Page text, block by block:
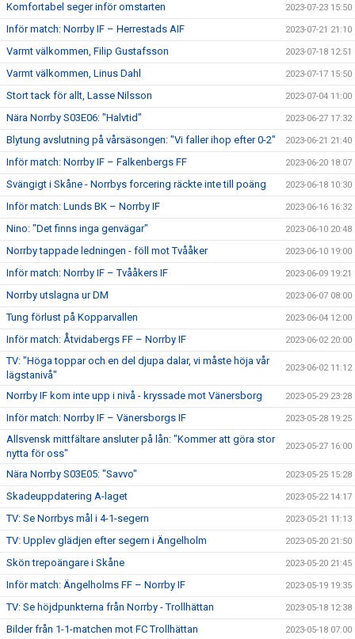
Komfortabel seger inför omstarten 2023-07-23 15:50
Inför match: Norrby IF – Herrestads AIF 2023-07-21 21:10
Varmt välkommen, Filip Gustafsson 2023-07-18 12:51
Varmt välkommen, Linus Dahl 2023-07-17 15:50
Stort tack för allt, Lasse Nilsson 2023-07-04 11:00
Nära Norrby S03E06: "Halvtid" 2023-06-27 17:32
Blytung avslutning på vårsäsongen: "Vi faller ihop efter 0-2" 2023-06-21 21:40
Inför match: Norrby IF – Falkenbergs FF 2023-06-20 18:07
Svängigt i Skåne - Norrbys forcering räckte inte till poäng 2023-06-18 10:30
Inför match: Lunds BK – Norrby IF 2023-06-16 16:32
Nino: "Det finns inga genvägar" 2023-06-10 20:48
Norrby tappade ledningen - föll mot Tvååker 2023-06-10 19:00
Inför match: Norrby IF – Tvååkers IF 2023-06-09 19:21
Norrby utslagna ur DM 2023-06-07 08:00
Tung förlust på Kopparvallen 2023-06-04 12:00
Inför match: Åtvidabergs FF – Norrby IF 2023-06-02 20:00
TV: "Höga toppar och en del djupa dalar, vi måste höja vår
lägstanivå"
2023-06-02 11:12
Norrby IF kom inte upp i nivå - kryssade mot Vänersborg 2023-05-29 23:28
Inför match: Norrby IF – Vänersborgs IF 2023-05-28 19:25
Allsvensk mittfältare ansluter på lån: "Kommer att göra stor
nytta för oss"
2023-05-27 16:00
Nära Norrby S03E05: "Savvo" 2023-05-25 15:28
Skadeuppdatering A-laget 2023-05-22 14:17
TV: Se Norrbys mål i 4-1-segern 2023-05-21 11:13
TV: Upplev glädjen efter segern i Ängelholm 2023-05-20 21:50
Skön trepoängare i Skåne 2023-05-20 21:45
Inför match: Ängelholms FF – Norrby IF 2023-05-19 19:35
TV: Se höjdpunkterna från Norrby - Trollhättan 2023-05-18 12:38
Bilder från 1-1-matchen mot FC Trollhättan 2023-05-18 07:00